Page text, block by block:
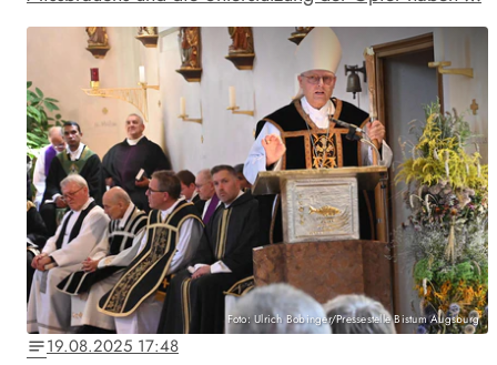
Foto: Ulrich Bobinger/Pressestelle Bistum Augsburg
notes19.08.2025 17:48